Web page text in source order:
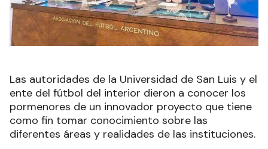
Las autoridades de la Universidad de San Luis y el
ente del fútbol del interior dieron a conocer los
pormenores de un innovador proyecto que tiene
como fin tomar conocimiento sobre las
diferentes áreas y realidades de las instituciones.